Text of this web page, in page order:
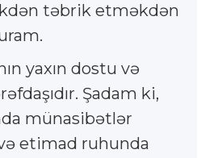
təbrik etməkdən
yaxın dostu və
Şadam ki,
münasibətlər
etimad ruhunda